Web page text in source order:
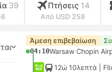
39 Πτήσεις 14
Από USD 258
Άμεση επιβεβαίωση
04:10
12ώ 10λεπτά |